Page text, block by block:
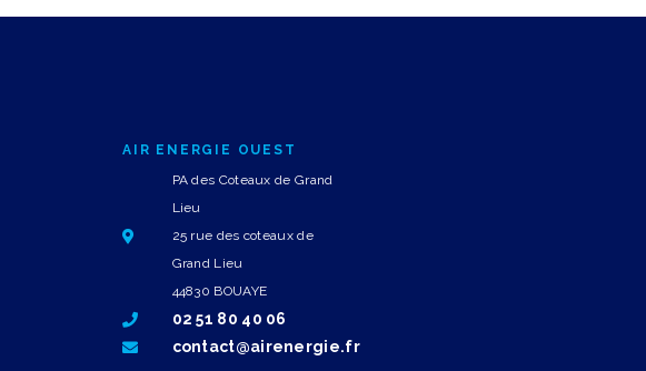
AIR ENERGIE OUEST
PA des Coteaux de Grand
Lieu
25 rue des coteaux de
Grand Lieu
44830 BOUAYE
02 51 80 40 06
contact@airenergie.fr